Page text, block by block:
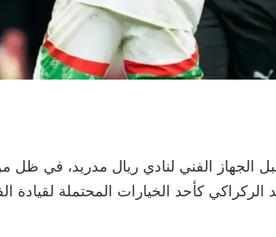
الجهاز الفني لنادي ريال مدريد، في
كأحد الخيارات المحتملة لقيادة